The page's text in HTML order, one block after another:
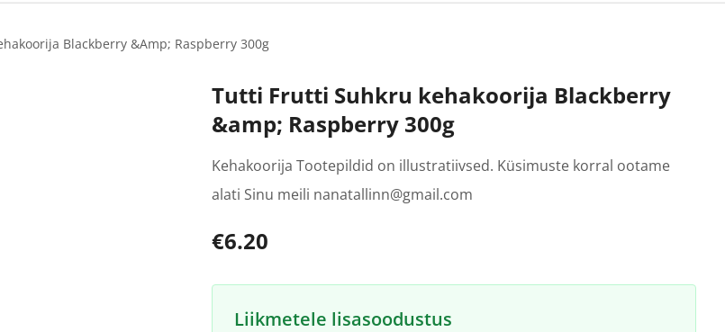
Blackberry &amp; Raspberry 300g
Tutti Frutti Suhkru kehakoorija Blackberry
&amp; Raspberry 300g
Kehakoorija Tootepildid on illustratiivsed. Küsimuste korral ootame
alati Sinu meili nanatallinn@gmail.com
€6.20
Liikmetele lisasoodustus